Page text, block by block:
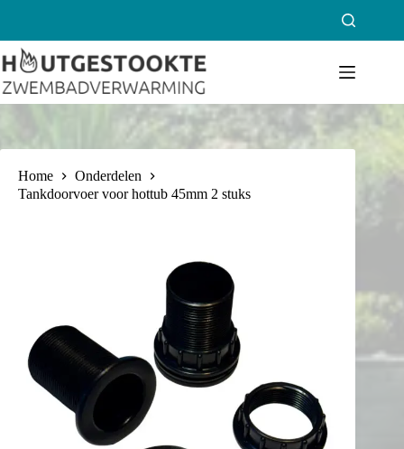
de
inhoud
Home
Onderdelen
Tankdoorvoer voor hottub 45mm 2 stuks